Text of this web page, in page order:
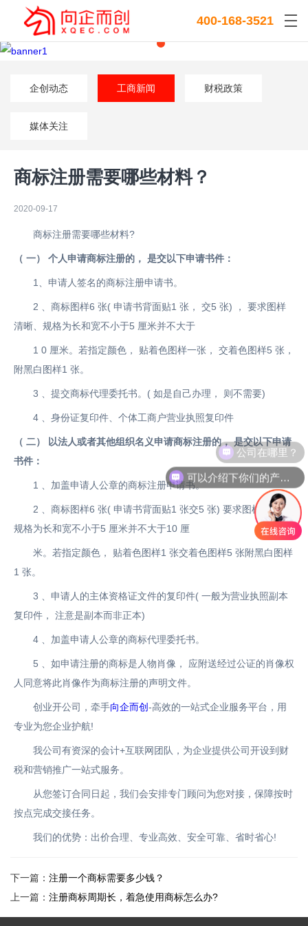
400-168-3521
企创动态 工商新闻 财税政策
媒体关注
商标注册需要哪些材料？
2020-09-17
商标注册需要哪些材料?
（ 一） 个人申请商标注册的， 是交以下申请书件：
1、申请人签名的商标注册申请书。
2 、商标图样6 张( 申请书背面贴1 张， 交5 张) ， 要求图样
清晰、规格为长和宽不小于5 厘米并不大于
1 0 厘米。若指定颜色， 贴着色图样一张， 交着色图样5 张，
附黑白图样1 张。
3 、提交商标代理委托书。( 如是自己办理， 则不需要)
4 、身份证复印件、个体工商户营业执照复印件
（ 二） 以法人或者其他组织名义申请商标注册的， 是交以下申请
书件：
1 、加盖申请人公章的商标注册申请书。
2 、商标图样6 张( 申请书背面贴1 张交5 张) 要求图样清晰、
规格为长和宽不小于5 厘米并不大于10 厘
米。若指定颜色， 贴着色图样1 张交着色图样5 张附黑白图样
1 张。
3 、申请人的主体资格证文件的复印件( 一般为营业执照副本
复印件， 注意是副本而非正本)
4 、加盖申请人公章的商标代理委托书。
5 、如申请注册的商标是人物肖像， 应附送经过公证的肖像权
人同意将此肖像作为商标注册的声明文件。
创业开公司，牵手向企而创-高效的一站式企业服务平台，用
专业为您企业护航!
我公司有资深的会计+互联网团队，为企业提供公司开设到财
税和营销推广一站式服务。
从您签订合同日起，我们会安排专门顾问为您对接，保障按时
按点完成交接任务。
我们的优势：出价合理、专业高效、安全可靠、省时省心!
下一篇： 注册一个商标需要多少钱？
上一篇： 注册商标周期长，着急使用商标怎么办?
可以介绍下你们的产品么？
公司在哪里？